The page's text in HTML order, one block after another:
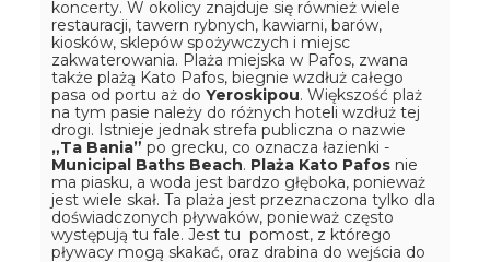
koncerty. W okolicy znajduje się również wiele
restauracji, tawern rybnych, kawiarni, barów,
kiosków, sklepów spożywczych i miejsc
zakwaterowania. Plaża miejska w Pafos, zwana
także plażą Kato Pafos, biegnie wzdłuż całego
pasa od portu aż doYeroskipou. Większość plaż
na tym pasie należy do różnych hoteli wzdłuż tej
drogi. Istnieje jednak strefa publiczna o nazwie
„Ta Bania” po grecku, co oznacza łazienki -
Municipal Baths Beach. Plaża Kato Pafos nie
ma piasku, a woda jest bardzo głęboka, ponieważ
jest wiele skał. Ta plaża jest przeznaczona tylko dla
doświadczonych pływaków, ponieważ często
występują tu fale. Jest tu pomost, z którego
pływacy mogą skakać, oraz drabina do wejścia do